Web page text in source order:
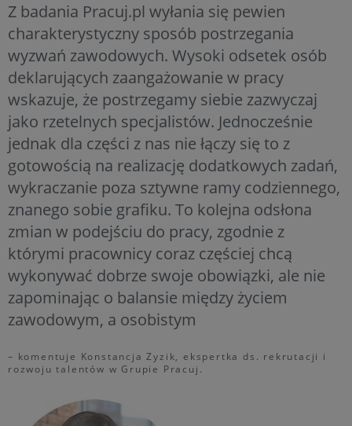
Z badania Pracuj.pl wyłania się pewien
charakterystyczny sposób postrzegania
wyzwań zawodowych. Wysoki odsetek osób
deklarujących zaangażowanie w pracy
wskazuje, że postrzegamy siebie zazwyczaj
jako rzetelnych specjalistów. Jednocześnie
jednak dla części z nas nie łączy się to z
gotowością na realizację dodatkowych zadań,
wykraczanie poza sztywne ramy codziennego,
znanego sobie grafiku. To kolejna odsłona
zmian w podejściu do pracy, zgodnie z
którymi pracownicy coraz częściej chcą
wykonywać dobrze swoje obowiązki, ale nie
zapominając o balansie między życiem
zawodowym, a osobistym
– komentuje Konstancja Zyzik, ekspertka ds. rekrutacji i
rozwoju talentów w Grupie Pracuj.